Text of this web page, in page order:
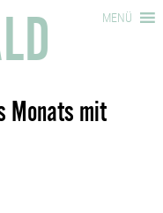
MENÜ
Monats mit